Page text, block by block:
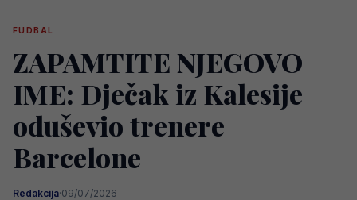
FUDBAL
ZAPAMTITE NJEGOVO
IME: Dječak iz Kalesije
oduševio trenere
Barcelone
Redakcija·09/07/2026